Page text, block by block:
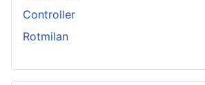
Controller
Rotmilan